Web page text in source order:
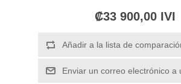
₡33 900,00 IVI